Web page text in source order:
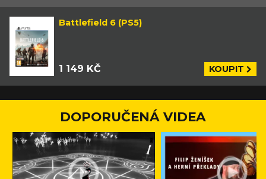
Battlefield 6 (PS5)
1 149 KČ KOUPIT
DOPORUČENÁ VIDEA